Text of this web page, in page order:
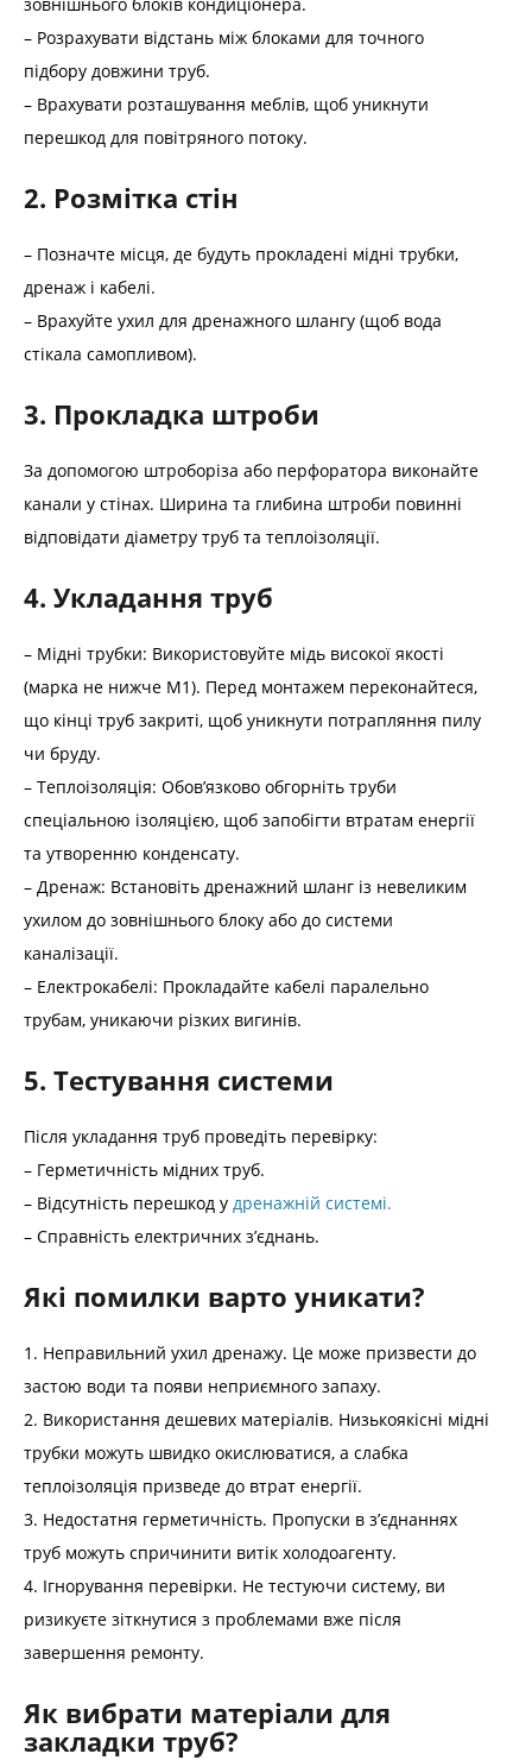
– Розрахувати відстань між блоками для точного
підбору довжини труб.
– Врахувати розташування меблів, щоб уникнути
перешкод для повітряного потоку.
2. Розмітка стін
– Позначте місця, де будуть прокладені мідні трубки,
дренаж і кабелі.
– Врахуйте ухил для дренажного шлангу (щоб вода
стікала самопливом).
3. Прокладка штроби
За допомогою штроборіза або перфоратора виконайте
канали у стінах. Ширина та глибина штроби повинні
відповідати діаметру труб та теплоізоляції.
4. Укладання труб
– Мідні трубки: Використовуйте мідь високої якості
(марка не нижче M1). Перед монтажем переконайтеся,
що кінці труб закриті, щоб уникнути потрапляння пилу
чи бруду.
– Теплоізоляція: Обов’язково обгорніть труби
спеціальною ізоляцією, щоб запобігти втратам енергії
та утворенню конденсату.
– Дренаж: Встановіть дренажний шланг із невеликим
ухилом до зовнішнього блоку або до системи
каналізації.
– Електрокабелі: Прокладайте кабелі паралельно
трубам, уникаючи різких вигинів.
5. Тестування системи
Після укладання труб проведіть перевірку:
– Герметичність мідних труб.
– Відсутність перешкод у дренажній системі.
– Справність електричних з’єднань.
Які помилки варто уникати?
1. Неправильний ухил дренажу. Це може призвести до
застою води та появи неприємного запаху.
2. Використання дешевих матеріалів. Низькоякісні мідні
трубки можуть швидко окислюватися, а слабка
теплоізоляція призведе до втрат енергії.
3. Недостатня герметичність. Пропуски в з’єднаннях
труб можуть спричинити витік холодоагенту.
4. Ігнорування перевірки. Не тестуючи систему, ви
ризикуєте зіткнутися з проблемами вже після
завершення ремонту.
Як вибрати матеріали для
закладки труб?